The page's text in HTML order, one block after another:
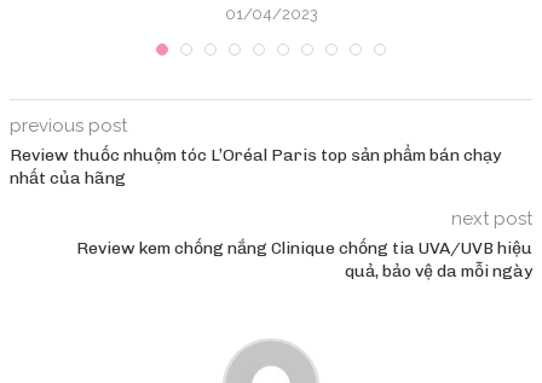
01/04/2023
previous post
Review thuốc nhuộm tóc L’Oréal Paris top sản phẩm bán chạy
nhất của hãng
next post
Review kem chống nắng Clinique chống tia UVA/UVB hiệu
quả, bảo vệ da mỗi ngày